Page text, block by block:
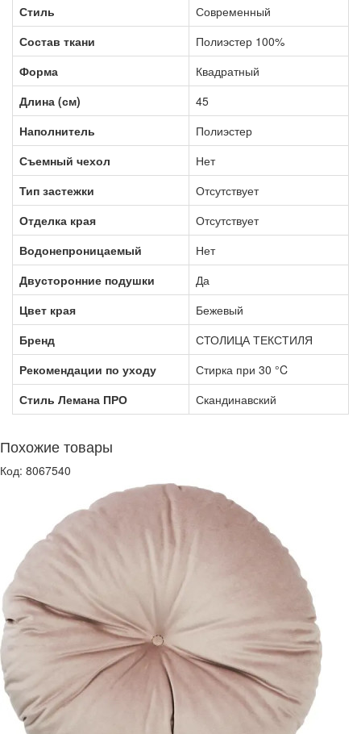
Стиль
Современный
Состав ткани
Полиэстер 100%
Форма
Квадратный
Длина (см)
45
Наполнитель
Полиэстер
Съемный чехол
Нет
Тип застежки
Отсутствует
Отделка края
Отсутствует
Водонепроницаемый
Нет
Двусторонние подушки
Да
Цвет края
Бежевый
Бренд
СТОЛИЦА ТЕКСТИЛЯ
Рекомендации по уходу
Стирка при 30 °C
Стиль Лемана ПРО
Скандинавский
Похожие товары
Код: 8067540